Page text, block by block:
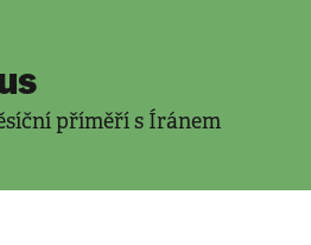
příměří s Íránem